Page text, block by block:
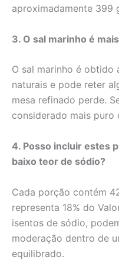
aproximadamente 399
3. O sal marinho é
O sal marinho é obtido
naturais e pode reter
mesa refinado perde.
considerado mais puro
4. Posso incluir estes
baixo teor de sódio?
Cada porção contém
representa 18% do
isentos de sódio,
moderação dentro de
equilibrado.